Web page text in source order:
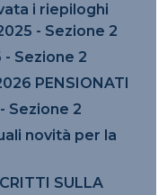
i riepiloghi
- Sezione 2
Sezione 2
PENSIONATI
Sezione 2
novità per la
SULLA